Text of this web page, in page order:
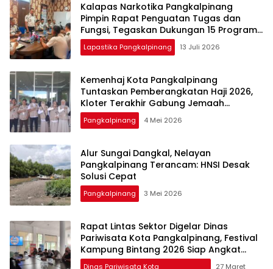
Kalapas Narkotika Pangkalpinang
Pimpin Rapat Penguatan Tugas dan
Fungsi, Tegaskan Dukungan 15 Program
Aksi Kementerian
Lapastika Pangkalpinang 13 Juli 2026
Kemenhaj Kota Pangkalpinang
Tuntaskan Pemberangkatan Haji 2026,
Kloter Terakhir Gabung Jemaah
Palembang
Pangkalpinang 4 Mei 2026
Alur Sungai Dangkal, Nelayan
Pangkalpinang Terancam: HNSI Desak
Solusi Cepat
Pangkalpinang 3 Mei 2026
Rapat Lintas Sektor Digelar Dinas
Pariwisata Kota Pangkalpinang, Festival
Kampung Bintang 2026 Siap Angkat
Budaya Cengbeng di Pangkalpinang
Dinas Pariwisata Kota 27 Maret